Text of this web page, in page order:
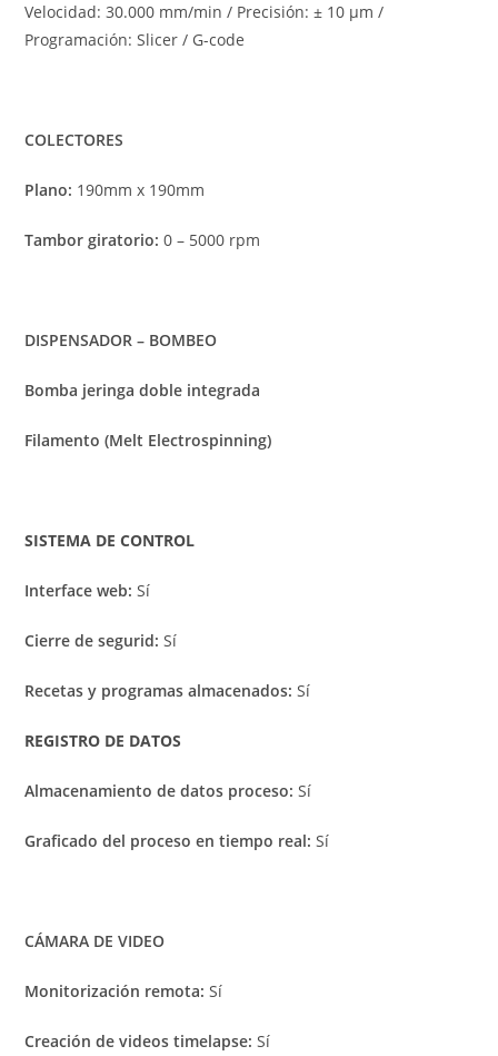
Velocidad: 30.000 mm/min / Precisión: ± 10 μm /
Programación: Slicer / G-code
COLECTORES
Plano: 190mm x 190mm
Tambor giratorio:0 – 5000 rpm
DISPENSADOR – BOMBEO
Bomba jeringa doble integrada
Filamento (Melt Electrospinning)
SISTEMA DE CONTROL
Interface web: Sí
Cierre de segurid:Sí
Recetas y programas almacenados:Sí
REGISTRO DE DATOS
Almacenamiento de datos proceso: Sí
Graficado del proceso en tiempo real:Sí
CÁMARA DE VIDEO
Monitorización remota: Sí
Creación de videos timelapse:Sí